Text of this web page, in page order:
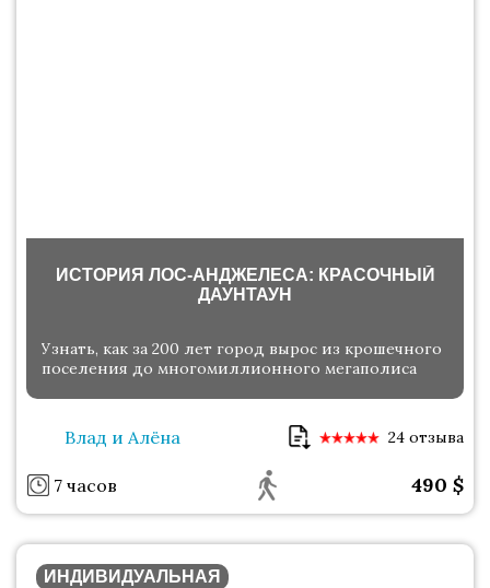
ИСТОРИЯ ЛОС-АНДЖЕЛЕСА: КРАСОЧНЫЙ
ДАУНТАУН
Узнать, как за 200 лет город вырос из крошечного
поселения до многомиллионного мегаполиса
Влад и Алёна 24 отзыва
7 часов 490 $
ИНДИВИДУАЛЬНАЯ